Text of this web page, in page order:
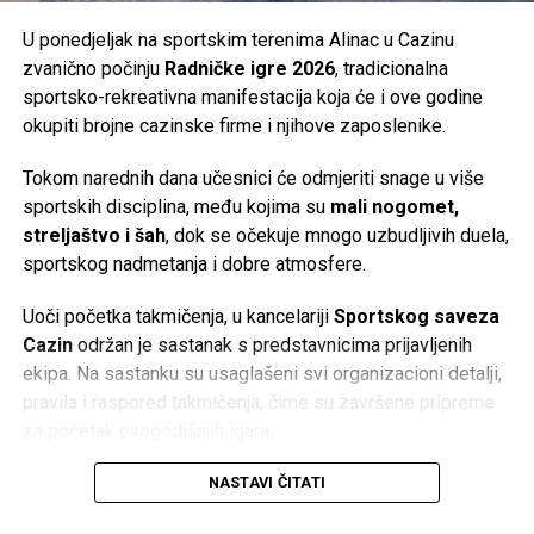
U ponedjeljak na sportskim terenima Alinac u Cazinu
zvanično počinju Radničke igre 2026, tradicionalna
sportsko-rekreativna manifestacija koja će i ove godine
okupiti brojne cazinske firme i njihove zaposlenike.
Tokom narednih dana učesnici će odmjeriti snage u više
sportskih disciplina, među kojima su mali nogomet,
streljaštvo i šah, dok se očekuje mnogo uzbudljivih duela,
sportskog nadmetanja i dobre atmosfere.
Uoči početka takmičenja, u kancelariji Sportskog saveza
Cazinodržan je sastanak s predstavnicima prijavljenih
ekipa. Na sastanku su usaglašeni svi organizacioni detalji,
pravila i raspored takmičenja, čime su završene pripreme
Radničke igre već godinama predstavljaju jednu od
NASTAVI ČITATI